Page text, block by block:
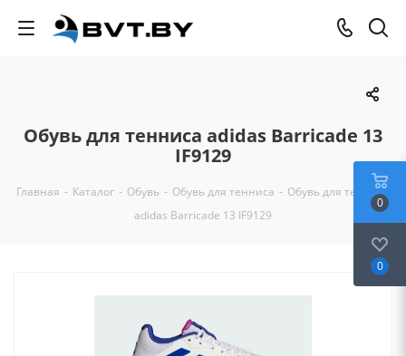
Обувь для тенниса adidas Barricade 13
IF9129
Главная - Каталог - Обувь - Обувь для тенниса - Обувь для тенниса
adidas Barricade 13 IF9129
0
0